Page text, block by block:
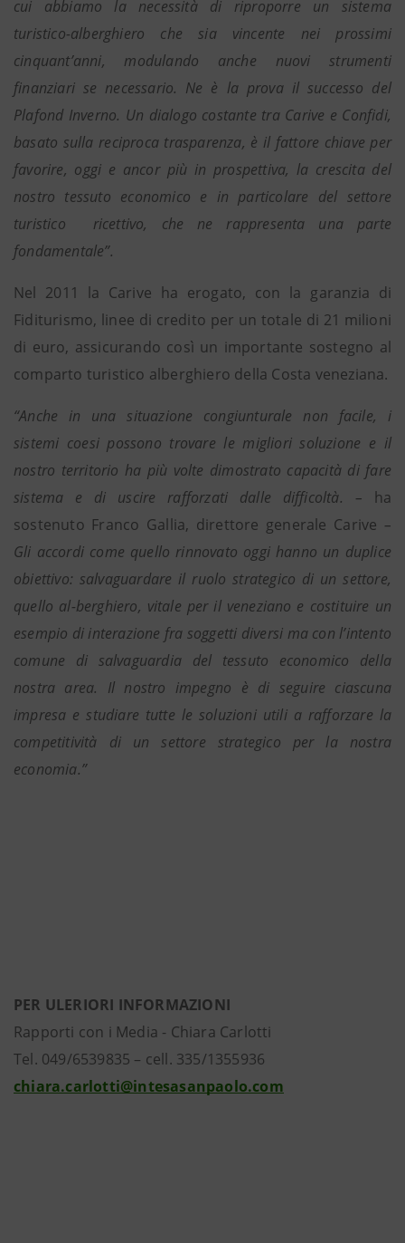
cui abbiamo la necessità di riproporre un sistema
turistico-alberghiero che sia vincente nei prossimi
cinquant’anni, modulando anche nuovi strumenti
finanziari se necessario. Ne è la prova il successo del
Plafond Inverno. Un dialogo costante tra Carive e Confidi,
basato sulla reciproca trasparenza, è il fattore chiave per
favorire, oggi e ancor più in prospettiva, la crescita del
nostro tessuto economico e in particolare del settore
turistico ricettivo, che ne rappresenta una parte
fondamentale”.
Nel 2011 la Carive ha erogato, con la garanzia di
Fiditurismo, linee di credito per un totale di 21 milioni
di euro, assicurando così un importante sostegno al
comparto turistico alberghiero della Costa veneziana.
“Anche in una situazione congiunturale non facile, i
sistemi coesi possono trovare le migliori soluzione e il
nostro territorio ha più volte dimostrato capacità di fare
sistema e di uscire rafforzati dalle difficoltà. – ha
sostenuto Franco Gallia, direttore generale Carive –
Gli accordi come quello rinnovato oggi hanno un duplice
obiettivo: salvaguardare il ruolo strategico di un settore,
quello al-berghiero, vitale per il veneziano e costituire un
esempio di interazione fra soggetti diversi ma con l’intento
comune di salvaguardia del tessuto economico della
nostra area. Il nostro impegno è di seguire ciascuna
impresa e studiare tutte le soluzioni utili a rafforzare la
competitività di un settore strategico per la nostra
economia.”
PER ULERIORI INFORMAZIONI
Rapporti con i Media - Chiara Carlotti
Tel. 049/6539835 – cell. 335/1355936
chiara.carlotti@intesasanpaolo.com